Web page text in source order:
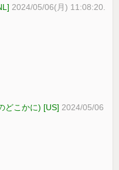
2024/05/06(月) 11:08:20.
どこかに) [US] 2024/05/06